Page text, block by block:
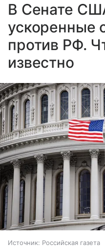
В Сенате
ускоренные
против РФ.
известно
Источник: Российская газета